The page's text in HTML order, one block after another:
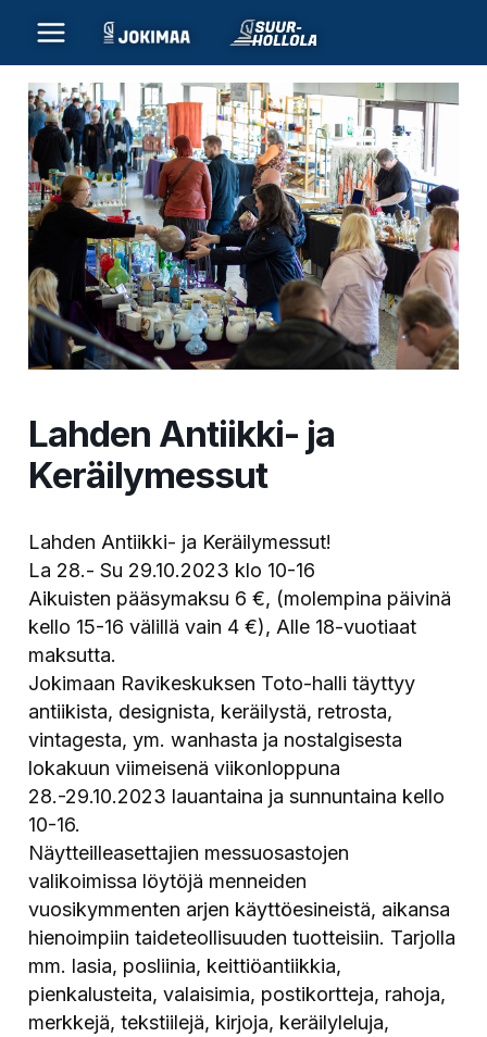
sisältöön
Lahden Antiikki- ja
Keräilymessut
Lahden Antiikki- ja Keräilymessut!
La 28.- Su 29.10.2023 klo 10-16
Aikuisten pääsymaksu 6 €, (molempina päivinä
kello 15-16 välillä vain 4 €), Alle 18-vuotiaat
maksutta.
Jokimaan Ravikeskuksen Toto-halli täyttyy
antiikista, designista, keräilystä, retrosta,
vintagesta, ym. wanhasta ja nostalgisesta
lokakuun viimeisenä viikonloppuna
28.-29.10.2023 lauantaina ja sunnuntaina kello
10-16.
Näytteilleasettajien messuosastojen
valikoimissa löytöjä menneiden
vuosikymmenten arjen käyttöesineistä, aikansa
hienoimpiin taideteollisuuden tuotteisiin. Tarjolla
mm. lasia, posliinia, keittiöantiikkia,
pienkalusteita, valaisimia, postikortteja, rahoja,
merkkejä, tekstiilejä, kirjoja, keräilyleluja,